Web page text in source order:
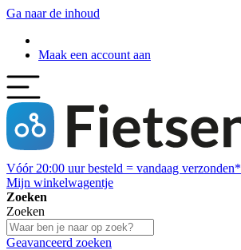
Ga naar de inhoud
Maak een account aan
Vóór 20:00 uur besteld = vandaag verzonden*
Mijn winkelwagentje
Zoeken
Zoeken
Geavanceerd zoeken